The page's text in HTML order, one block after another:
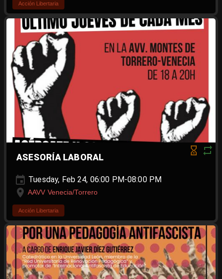
Acción Libertaria
ASESORÍA LABORAL
Tuesday, Feb 24, 06:00 PM-08:00 PM
AAVV Venecia/Torrero
Acción Libertaria